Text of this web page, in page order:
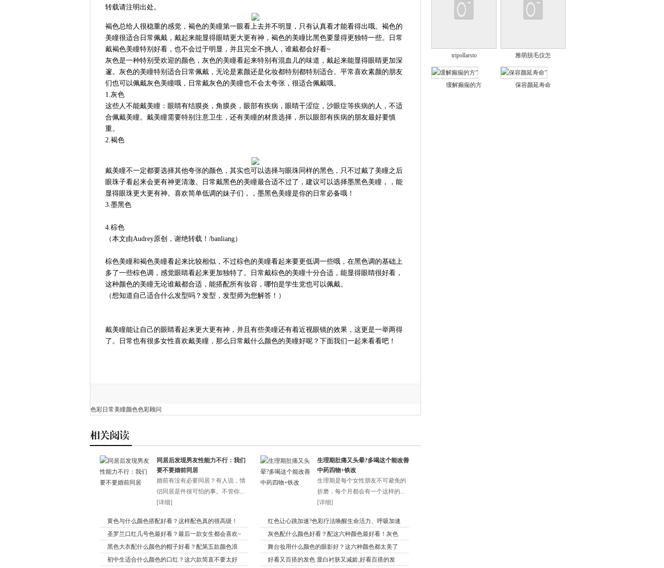
转载请注明出处。
褐色总给人很稳重的感觉，褐色的美瞳第一眼看上去并不明显，只有认真看才能看得出哦。褐色的
美瞳很适合日常佩戴，戴起来能显得眼睛更大更有神，褐色的美瞳比黑色要显得更独特一些。日常
戴褐色美瞳特别好看，也不会过于明显，并且完全不挑人，谁戴都会好看~
灰色是一种特别受欢迎的颜色，灰色的美瞳看起来特别有混血儿的味道，戴起来能显得眼睛更加深
邃。灰色的美瞳特别适合日常佩戴，无论是素颜还是化妆都特别都特别适合。平常喜欢素颜的朋友
们也可以佩戴灰色美瞳哦，日常戴灰色的美瞳也不会太夸张，很适合佩戴哦。
1.灰色
这些人不能戴美瞳：眼睛有结膜炎，角膜炎，眼部有疾病，眼睛干涩症，沙眼症等疾病的人，不适
合佩戴美瞳。戴美瞳需要特别注意卫生，还有美瞳的材质选择，所以眼部有疾病的朋友最好要慎
重。
2.褐色
戴美瞳不一定都要选择其他夸张的颜色，其实也可以选择与眼珠同样的黑色，只不过戴了美瞳之后
眼珠子看起来会更有神更清澈。日常戴黑色的美瞳最合适不过了，建议可以选择墨黑色美瞳，，能
显得眼珠更大更有神。喜欢简单低调的妹子们，，墨黑色美瞳是你的日常必备哦！
3.墨黑色
4.棕色
（本文由Audrey原创，谢绝转载！/banliang）
棕色美瞳和褐色美瞳看起来比较相似，不过棕色的美瞳看起来要更低调一些哦，在黑色调的基础上
多了一些棕色调，感觉眼睛看起来更加独特了。日常戴棕色的美瞳十分合适，能显得眼睛很好看，
这种颜色的美瞳无论谁戴都合适，能搭配所有妆容，哪怕是学生党也可以佩戴。
（想知道自己适合什么发型吗？发型，发型师为您解答！）
戴美瞳能让自己的眼睛看起来更大更有神，并且有些美瞳还有着近视眼镜的效果，这更是一举两得
了。日常也有很多女性喜欢戴美瞳，那么日常戴什么颜色的美瞳好呢？下面我们一起来看看吧！
色彩日常美瞳颜色色彩顾问
同居后发现男友性能力不行：我们
要不要婚前同居
婚前有没有必要同居？有人说，情
侣同居是件很可怕的事。不管你...
[详细]
生理期肚痛又头晕?多喝这个能改善
中药四物+铁改
生理期是每个女性朋友不可避免的
折磨，每个月都会有一个这样的...
[详细]
黄色与什么颜色搭配好看？这样配色真的很高级！
红色让心跳加速?色彩疗法唤醒生命活力、呼吸加速
圣罗兰口红几号色最好看？最后一款女生都会喜欢~
灰色配什么颜色好看？配这六种颜色最好看！灰色
黑色大衣配什么颜色的帽子好看？配第五款颜色浪
舞台妆用什么颜色的眼影好？这六种颜色都太美了
初中生适合什么颜色的口红？这六款简直不要太好
好看又百搭的发色 显白衬肤又减龄,好看百搭的发
tripollarsto 雅萌脱毛仪怎
缓解癫痫的方 保容颜延寿命